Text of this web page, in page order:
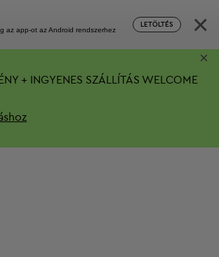
az app-ot az Android rendszerhez
LETÖLTÉS ×
+ INGYENES SZÁLLÍTÁS WELCOME
×